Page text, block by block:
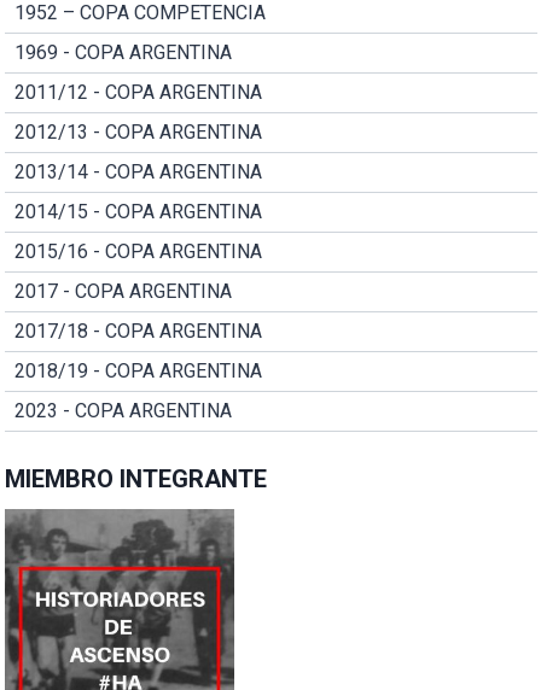
1952 – COPA COMPETENCIA
1969 - COPA ARGENTINA
2011/12 - COPA ARGENTINA
2012/13 - COPA ARGENTINA
2013/14 - COPA ARGENTINA
2014/15 - COPA ARGENTINA
2015/16 - COPA ARGENTINA
2017 - COPA ARGENTINA
2017/18 - COPA ARGENTINA
2018/19 - COPA ARGENTINA
2023 - COPA ARGENTINA
MIEMBRO INTEGRANTE